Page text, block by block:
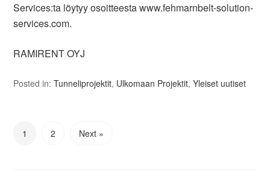
Services:ta löytyy osoitteesta www.fehmarnbelt-solution-
services.com.
RAMIRENT OYJ
Posted in:Tunneliprojektit, Ulkomaan Projektit,Yleiset uutiset
1 2 Next »